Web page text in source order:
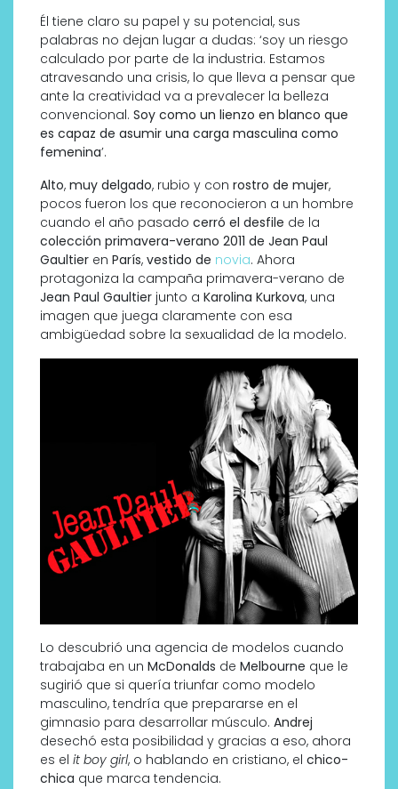
Él tiene claro su papel y su potencial, sus
palabras no dejan lugar a dudas: ‘soy un riesgo
calculado por parte de la industria. Estamos
atravesando una crisis, lo que lleva a pensar que
ante la creatividad va a prevalecer la belleza
convencional. Soy como un lienzo en blanco que
es capaz de asumir una carga masculina como
femenina’.
Alto, muy delgado, rubio y con rostro de mujer,
pocos fueron los que reconocieron a un hombre
cuando el año pasado cerró el desfile de la
colección primavera-verano 2011 de Jean Paul
Gaultier en París, vestido de novia. Ahora
protagoniza la campaña primavera-verano de
Jean Paul Gaultier junto a Karolina Kurkova, una
imagen que juega claramente con esa
ambigüedad sobre la sexualidad de la modelo.
Lo descubrió una agencia de modelos cuando
trabajaba en un McDonalds de Melbourne que le
sugirió que si quería triunfar como modelo
masculino, tendría que prepararse en el
gimnasio para desarrollar músculo. Andrej
desechó esta posibilidad y gracias a eso, ahora
es el it boy girl, o hablando en cristiano, el chico-
chica que marca tendencia.